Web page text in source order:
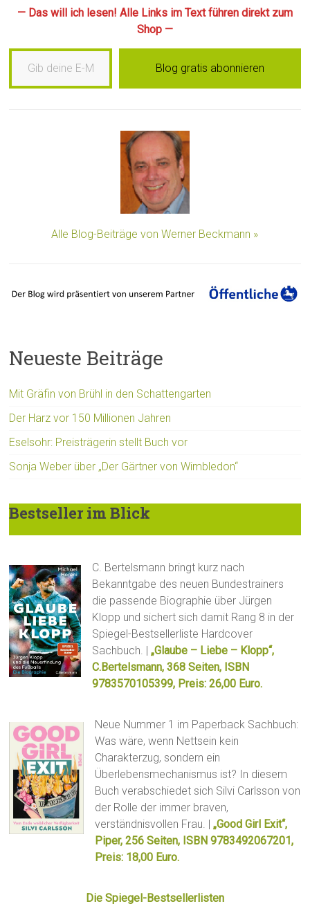
— Das will ich lesen! Alle Links im Text führen direkt zum
Shop —
Gib deine E-Mail-Adresse ein …
Blog gratis abonnieren
Alle Blog-Beiträge von Werner Beckmann »
Neueste Beiträge
Mit Gräfin von Brühl in den Schattengarten
Der Harz vor 150 Millionen Jahren
Eselsohr: Preisträgerin stellt Buch vor
Sonja Weber über „Der Gärtner von Wimbledon“
Bestseller im Blick
C. Bertelsmann bringt kurz nach
Bekanntgabe des neuen Bundestrainers
die passende Biographie über Jürgen
Klopp und sichert sich damit Rang 8 in der
Spiegel-Bestsellerliste Hardcover
Sachbuch. |„Glaube – Liebe – Klopp“,
C.Bertelsmann, 368 Seiten, ISBN
9783570105399, Preis: 26,00 Euro.
Neue Nummer 1 im Paperback Sachbuch:
Was wäre, wenn Nettsein kein
Charakterzug, sondern ein
Überlebensmechanismus ist? In diesem
Buch verabschiedet sich Silvi Carlsson von
der Rolle der immer braven,
verständnisvollen Frau. |„Good Girl Exit“,
Piper, 256 Seiten, ISBN 9783492067201,
Preis: 18,00 Euro.
Die Spiegel-Bestsellerlisten